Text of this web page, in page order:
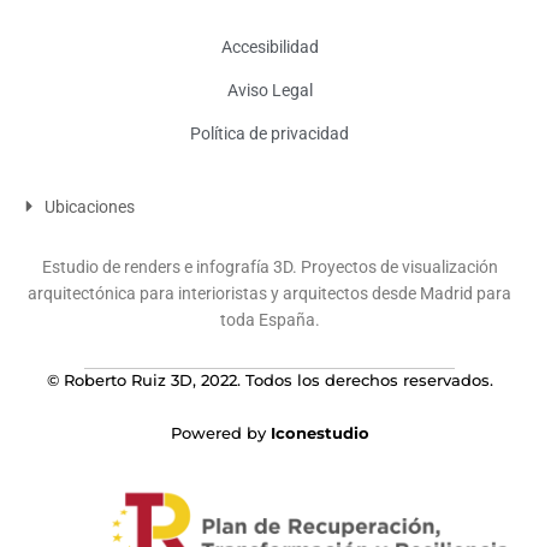
Accesibilidad
Aviso Legal
Política de privacidad
Ubicaciones
Estudio de renders e infografía 3D. Proyectos de visualización
arquitectónica para interioristas y arquitectos desde Madrid para
toda España.
© Roberto Ruiz 3D, 2022. Todos los derechos reservados.
Powered by Iconestudio